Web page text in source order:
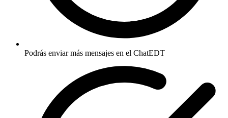
Podrás enviar más mensajes en el ChatEDT